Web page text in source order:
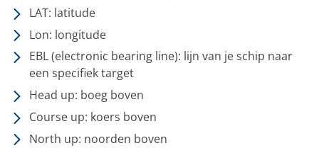
LAT: latitude
Lon: longitude
EBL (electronic bearing line): lijn van je schip naar
een specifiek target
Head up: boeg boven
Course up: koers boven
North up: noorden boven